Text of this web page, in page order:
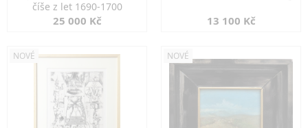
číše z let 1690-1700
25 000 Kč 13 100 Kč
NOVÉ NOVÉ